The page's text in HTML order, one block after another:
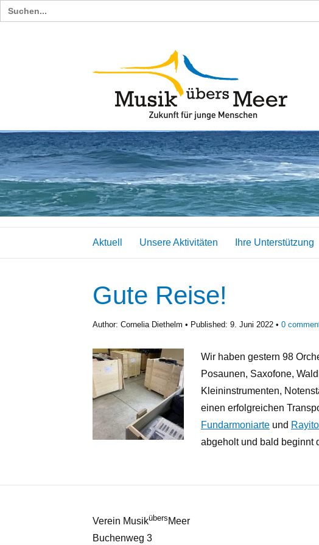
Search
for:
Aktuell Unsere Aktivitäten Ihre Unterstützung
Gute Reise!
Author: Cornelia Diethelm Published: 9. Juni 2022 0
Wir haben gestern 98
Posaunen, Saxofone,
Kleininstrumenten,
einen erfolgreichen
Fundarmoniarte und
abgeholt und bald beginnt
Verein Musikübers Meer
Buchenweg 3